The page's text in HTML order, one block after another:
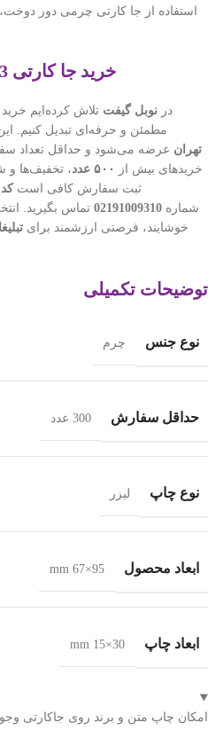
استفاده از جا کارتی چرمی دور
خرید جا کارتی AG-ACH-03 از نوبل گیفت
در نوبل گیفت تلاش کرده‌ایم خرید
مطمئن و حرفه‌ای تبدیل کنیم.
تهران عرضه می‌شود و حداقل تعداد
خریدهای بیش از
۵۰۰ عدد
، تخفیف‌ها و
ثبت سفارش کافی است
شماره 02191009310 تماس بگیرید.
خوشایند، فرصتی ارزشمند برای
توضیحات تکمیلی
نوع جنس چرم
حداقل سفارش 300 عدد
نوع چاپ لیزر
ابعاد محصول 95×67 mm
ابعاد چاپ 30×15 mm
امکان چاپ متن و برند روی جاکارتی